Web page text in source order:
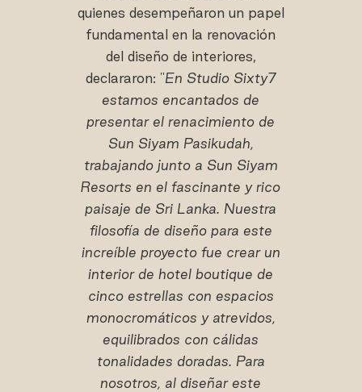
quienes desempeñaron un papel
fundamental en la renovación
del diseño de interiores,
declararon: "En Studio Sixty7
estamos encantados de
presentar el renacimiento de
Sun Siyam Pasikudah,
trabajando junto a Sun Siyam
Resorts en el fascinante y rico
paisaje de Sri Lanka. Nuestra
filosofía de diseño para este
increíble proyecto fue crear un
interior de hotel boutique de
cinco estrellas con espacios
monocromáticos y atrevidos,
equilibrados con cálidas
tonalidades doradas. Para
nosotros, al diseñar este